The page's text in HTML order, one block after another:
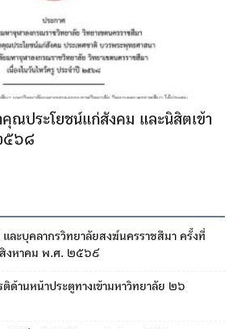
ณประโยชน์แก่สังคม และนิสิตเข้า
๕๖๘
ละบุคลากรวิทยาลัยสงฆ์นครราชสีมา ครั้งที่
หาคม พ.ศ. ๒๕๖๙
ด้านหน้าประตูทางเข้ามหาวิทยาลัย ๒๖